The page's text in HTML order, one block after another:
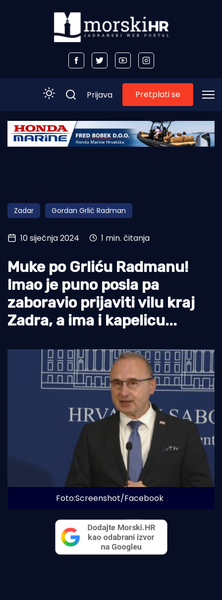
Početna
Obala
Otoci
Turizam i nautika
Pomorstvo
Ribolov
Ekologija
Tradicija i kultura
Prijava Pretplati se
Zadar Gordan Grlić Radman
10 siječnja 2024 1 min. čitanja
Muke po Grliću Radmanu!
Imao je puno posla pa
zaboravio prijaviti vilu kraj
Zadra, a ima i kapelicu...
Foto:Screenshot/Facebook